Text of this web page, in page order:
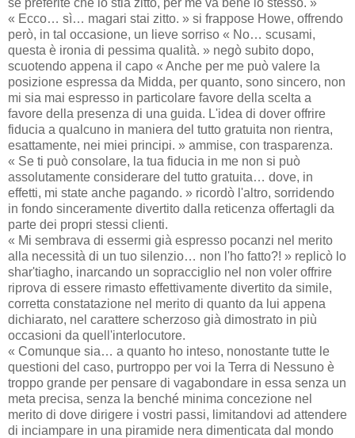
« Ecco… sì… magari stai zitto. » si frappose Howe, offrendo
però, in tal occasione, un lieve sorriso « No… scusami,
questa è ironia di pessima qualità. » negò subito dopo,
scuotendo appena il capo « Anche per me può valere la
posizione espressa da Midda, per quanto, sono sincero, non
mi sia mai espresso in particolare favore della scelta a
favore della presenza di una guida. L'idea di dover offrire
fiducia a qualcuno in maniera del tutto gratuita non rientra,
esattamente, nei miei principi. » ammise, con trasparenza.
« Se ti può consolare, la tua fiducia in me non si può
assolutamente considerare del tutto gratuita… dove, in
effetti, mi state anche pagando. » ricordò l'altro, sorridendo
in fondo sinceramente divertito dalla reticenza offertagli da
parte dei propri stessi clienti.
« Mi sembrava di essermi già espresso pocanzi nel merito
alla necessità di un tuo silenzio… non l'ho fatto?! » replicò lo
shar'tiagho, inarcando un sopracciglio nel non voler offrire
riprova di essere rimasto effettivamente divertito da simile,
corretta constatazione nel merito di quanto da lui appena
dichiarato, nel carattere scherzoso già dimostrato in più
occasioni da quell'interlocutore.
« Comunque sia… a quanto ho inteso, nonostante tutte le
questioni del caso, purtroppo per voi la Terra di Nessuno è
troppo grande per pensare di vagabondare in essa senza un
meta precisa, senza la benché minima concezione nel
merito di dove dirigere i vostri passi, limitandovi ad attendere
di inciampare in una piramide nera dimenticata dal mondo